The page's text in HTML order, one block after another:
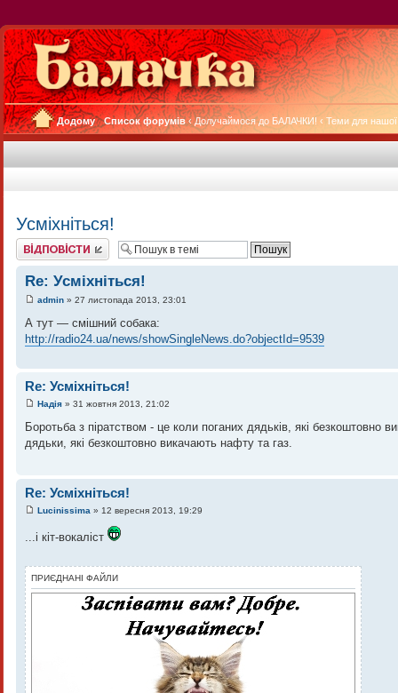
Додому Список форумів ‹ Долучаймося до БАЛАЧКИ! ‹ Теми для
Усміхніться!
Відповісти
Re: Усміхніться!
admin » 27 листопада 2013, 23:01
А тут — смішний собака:
http://radio24.ua/news/showSingleNews.do?objectId=9539
Re: Усміхніться!
Надія » 31 жовтня 2013, 21:02
Боротьба з піратством - це коли поганих дядьків, які безкоштовно
дядьки, які безкоштовно викачають нафту та газ.
Re: Усміхніться!
Lucinissima » 12 вересня 2013, 19:29
...і кіт-вокаліст
ПРИЄДНАНІ ФАЙЛИ